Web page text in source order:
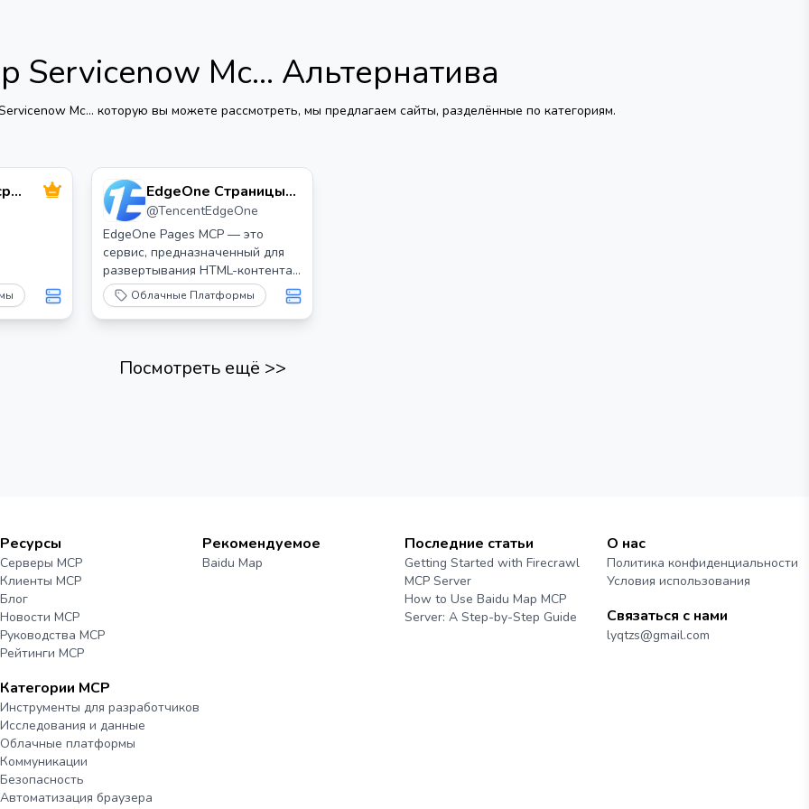
Servicenow Mc... Альтернатива
Mc... которую вы можете рассмотреть, мы предлагаем сайты, разделённые по категориям.
EdgeOne Страницы
MCP
@TencentEdgeOne
EdgeOne Pages MCP — это
сервис, предназначенный для
развертывания HTML-контента
на EdgeOne Pages,
позволяющий пользователям
получать общедоступный URL
Облачные Платформы
Посмотреть ещё >>
Ресурсы
Серверы MCP
Клиенты MCP
Блог
Новости MCP
Руководства MCP
Рейтинги MCP
Категории MCP
Инструменты для разработчиков
Исследования и данные
Облачные платформы
Коммуникации
Безопасность
Автоматизация браузера
Рекомендуемое
Baidu Map
Последние статьи
Getting Started with Firecrawl
MCP Server
How to Use Baidu Map MCP
Server: A Step-by-Step Guide
О нас
Политика конфиденциальности
Условия использования
Связаться с нами
lyqtzs@gmail.com